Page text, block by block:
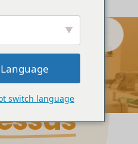
pour l'industrie
ODM
switch language